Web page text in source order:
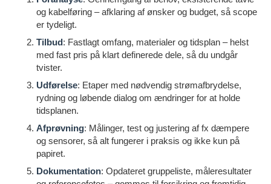
og kabelføring – afklaring af ønsker og budget, så scope
er tydeligt.
Tilbud: Fastlagt omfang, materialer og tidsplan – helst
med fast pris på klart definerede dele, så du undgår
tvister.
Udførelse: Etaper med nødvendig strømafbrydelse,
rydning og løbende dialog om ændringer for at holde
tidsplanen.
Afprøvning: Målinger, test og justering af fx dæmpere
og sensorer, så alt fungerer i praksis og ikke kun på
papiret.
Dokumentation: Opdateret gruppeliste, måleresultater